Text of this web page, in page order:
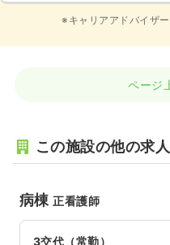
※キャリアアドバイザ
ページ
この施設の他の求人
病棟正看護師
3交代（常勤）